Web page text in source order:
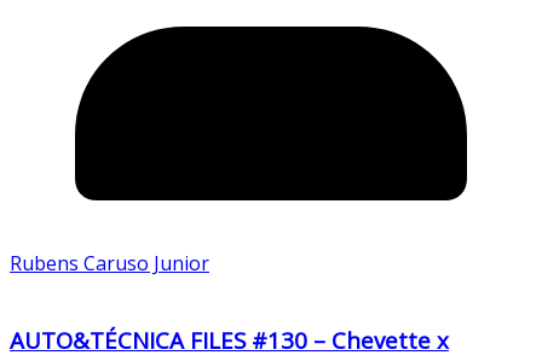
Rubens Caruso Junior
AUTO&TÉCNICA FILES #130 – Chevette x